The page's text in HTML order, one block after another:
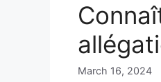
March 16, 2024